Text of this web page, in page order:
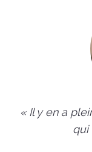
« Il y en a
qui